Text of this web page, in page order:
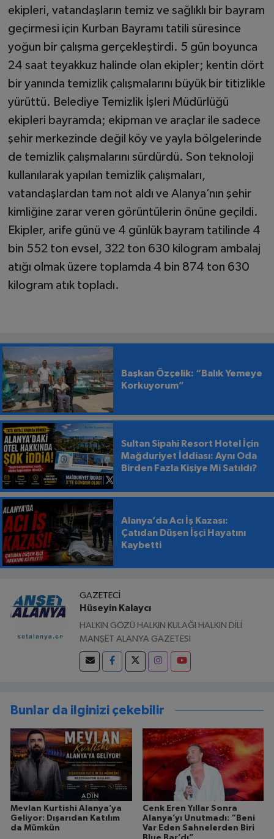
ekipleri, vatandaşların temiz ve sağlıklı bir bayram
geçirmesi için Kurban Bayramı tatili süresince
yoğun bir çalışma gerçekleştirdi. 5 gün boyunca
24 saat teyakkuz halinde olan ekipler; kentin dört
bir yanında temizlik çalışmalarını büyük bir titizlikle
yürüttü. Belediye Temizlik İşleri Müdürlüğü
ekipleri bayramda; ekipman ve araçlar ile sadece
şehir merkezinde değil köy ve yayla bölgelerinde
de temizlik çalışmalarını sürdürdü. Son teknoloji
kullanılarak yapılan temizlik çalışmaları,
vatandaşlardan tam not aldı ve Alanya’nın şehir
kimliğine zarar veren görüntülerin önüne geçildi.
Ekipler, arife günü ve 4 günlük bayram tatilinde 4
bin 552 ton evsel, 322 ton 630 kilogram ambalaj
atığı olmak üzere toplamda 4 bin 874 ton 630
kilogram atık topladı.
Başkan Özçelik: “Balık Yemeye
Korkuyorum”
Sultan Sipahi Resort Hotel İçin
Mağduriyet İddiası: Aynı Oda
Birden Fazla Kişiye Mi Satıldı?
Alanya’da Acı İş Kazası:
Çatıdan Düşen İşçi Hayatını
Kaybetti
GAZETECI
Hüseyin Kalaycı
HALKIN GÖZÜ HALKIN KULAĞI HALKIN DİLİ
MANŞET ALANYA GAZETESİ
Bunlar da ilginizi çekebilir
Mevlan Kurtishi Alanya’ya
Geliyor: Dışarıdan Katılım
da Mümkün
Cenk Eren Yıllar Sonra
Alanya’yı Unutmadı: “Beni
Var Eden Sahnelerden Biri